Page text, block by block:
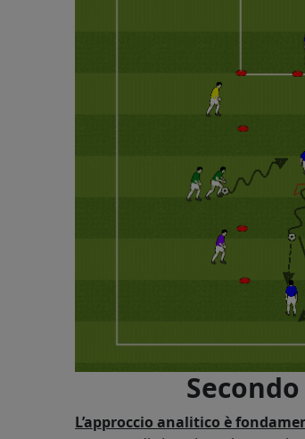
L’approccio analitico è